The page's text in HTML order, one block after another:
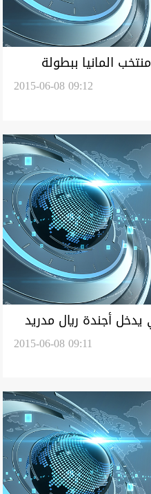
المانيا ببطولة
2015-06-08 09:12
أجندة ريال مدريد
2015-06-08 09:11